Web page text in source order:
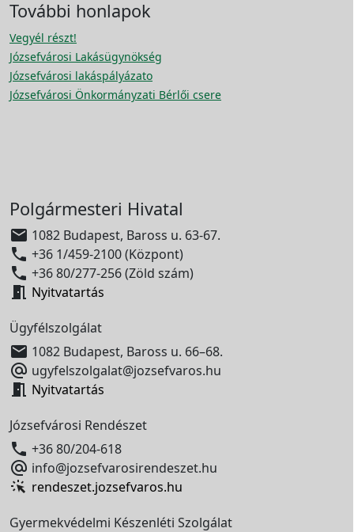
További honlapok
Vegyél részt!
Józsefvárosi Lakásügynökség
Józsefvárosi lakáspályázato
Józsefvárosi Önkormányzati Bérlői csere
Polgármesteri Hivatal
 1082 Budapest, Baross u. 63-67.
 +36 1/459-2100 (Központ)
 +36 80/277-256 (Zöld szám)
 Nyitvatartás
Ügyfélszolgálat
 1082 Budapest, Baross u. 66–68.
 ugyfelszolgalat@jozsefvaros.hu
 Nyitvatartás
Józsefvárosi Rendészet
 +36 80/204-618
 info@jozsefvarosirendeszet.hu
rendeszet.jozsefvaros.hu
Gyermekvédelmi Készenléti Szolgálat